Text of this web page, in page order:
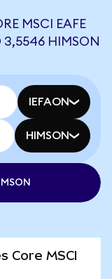
MSCI EAFE
3,5546 HIMSON
IEFAON
HIMSON
Core MSCI